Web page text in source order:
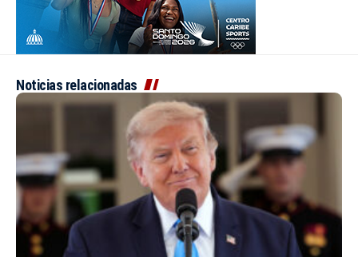
Noticias relacionadas